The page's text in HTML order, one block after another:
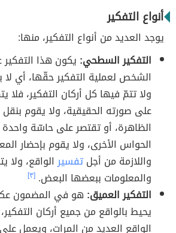
أنواع التفكير
يوجد العديد من أنواع التفكير، منها:
التفكير السطحي: يكون هذا
الشخص لعملية التفكير حقّها، أي لا
ولا تتمّ فيها كل أركان التفكير، فلا
على صورته الحقيقية، ولا يقوم
الظاهرة، أو تقتصر على حاسّة
الحواس الأخرى، ولا يقوم بإحضار
واللازمة من أجلتفسيرالواقع، ولا
والمعلومات ببعضها البعض. [٣]
التفكير العميق: هو في المضمون
يحيط بالواقع من جميع أركان
الواقع العديد من المرات، ويعمل